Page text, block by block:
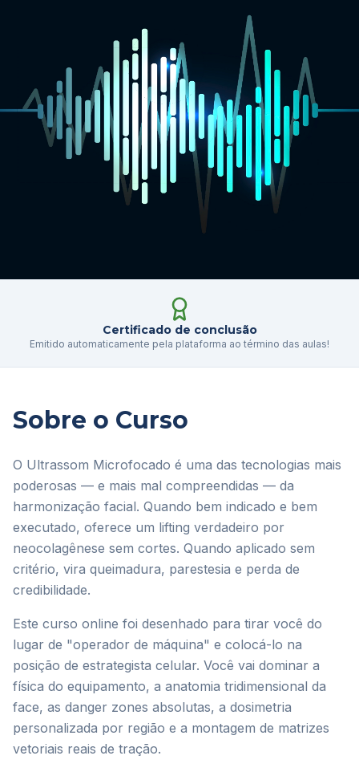
Certificado de conclusão
Emitido automaticamente pela plataforma ao término das aulas!
Sobre o Curso
O Ultrassom Microfocado é uma das tecnologias mais
poderosas — e mais mal compreendidas — da
harmonização facial. Quando bem indicado e bem
executado, oferece um lifting verdadeiro por
neocolagênese sem cortes. Quando aplicado sem
critério, vira queimadura, parestesia e perda de
credibilidade.
Este curso online foi desenhado para tirar você do
lugar de "operador de máquina" e colocá-lo na
posição de estrategista celular. Você vai dominar a
física do equipamento, a anatomia tridimensional da
face, as danger zones absolutas, a dosimetria
personalizada por região e a montagem de matrizes
vetoriais reais de tração.